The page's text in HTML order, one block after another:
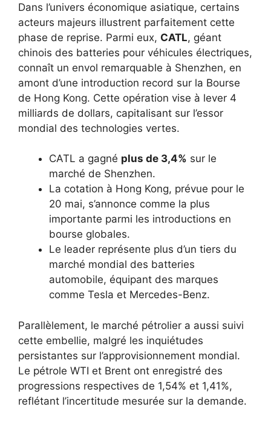
Dans l’univers économique asiatique, certains
acteurs majeurs illustrent parfaitement cette
phase de reprise. Parmi eux, CATL, géant
chinois des batteries pour véhicules électriques,
connaît un envol remarquable à Shenzhen, en
amont d’une introduction record sur la Bourse
de Hong Kong. Cette opération vise à lever 4
milliards de dollars, capitalisant sur l’essor
mondial des technologies vertes.
CATL a gagné plus de 3,4% sur le
marché de Shenzhen.
La cotation à Hong Kong, prévue pour le
20 mai, s’annonce comme la plus
importante parmi les introductions en
bourse globales.
Le leader représente plus d’un tiers du
marché mondial des batteries
automobile, équipant des marques
comme Tesla et Mercedes-Benz.
Parallèlement, le marché pétrolier a aussi suivi
cette embellie, malgré les inquiétudes
persistantes sur l’approvisionnement mondial.
Le pétrole WTI et Brent ont enregistré des
progressions respectives de 1,54% et 1,41%,
reflétant l’incertitude mesurée sur la demande.